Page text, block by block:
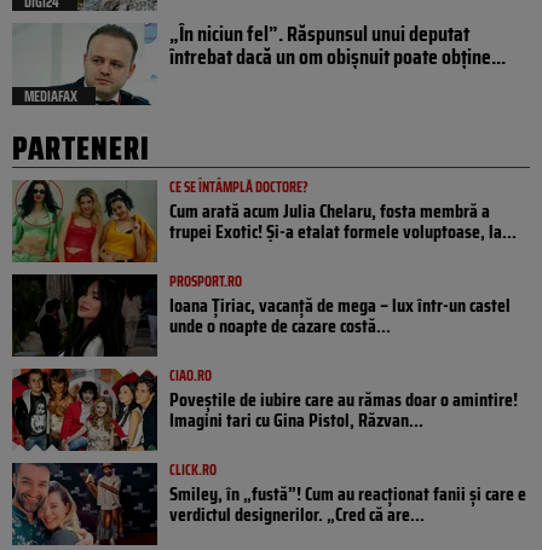
MEDIAFAX
„În niciun fel”. Răspunsul unui deputat
întrebat dacă un om obișnuit poate obține...
PARTENERI
CE SE ÎNTÂMPLĂ DOCTORE?
Cum arată acum Julia Chelaru, fosta membră a
trupei Exotic! Și-a etalat formele voluptoase, la...
PROSPORT.RO
Ioana Țiriac, vacanță de mega – lux într-un castel
unde o noapte de cazare costă...
CIAO.RO
Poveştile de iubire care au rămas doar o amintire!
Imagini tari cu Gina Pistol, Răzvan...
CLICK.RO
Smiley, în „fustă”! Cum au reacționat fanii și care e
verdictul designerilor. „Cred că are...